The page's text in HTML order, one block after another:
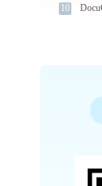
10